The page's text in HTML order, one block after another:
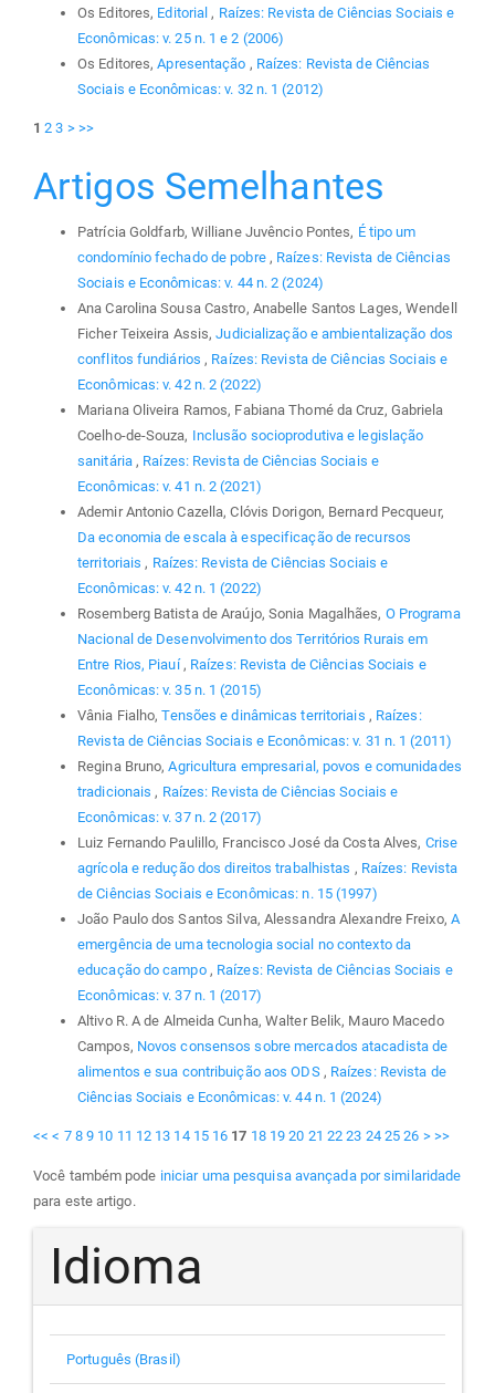
Os Editores, Editorial, Raízes: Revista de Ciências Sociais e
Econômicas: v. 25 n. 1 e 2 (2006)
Os Editores,Apresentação , Raízes: Revista de Ciências
Sociais e Econômicas: v. 32 n. 1 (2012)
1 2 3 > >>
Artigos Semelhantes
Patrícia Goldfarb, Williane Juvêncio Pontes, É tipo um
condomínio fechado de pobre , Raízes: Revista de Ciências
Sociais e Econômicas: v. 44 n. 2 (2024)
Ana Carolina Sousa Castro, Anabelle Santos Lages, Wendell
Ficher Teixeira Assis,Judicialização e ambientalização dos
conflitos fundiários, Raízes: Revista de Ciências Sociais e
Econômicas: v. 42 n. 2 (2022)
Mariana Oliveira Ramos, Fabiana Thomé da Cruz, Gabriela
Coelho-de-Souza, Inclusão socioprodutiva e legislação
sanitária , Raízes: Revista de Ciências Sociais e
Econômicas: v. 41 n. 2 (2021)
Ademir Antonio Cazella, Clóvis Dorigon, Bernard Pecqueur,
Da economia de escala à especificação de recursos
territoriais, Raízes: Revista de Ciências Sociais e
Econômicas: v. 42 n. 1 (2022)
Rosemberg Batista de Araújo, Sonia Magalhães, O Programa
Nacional de Desenvolvimento dos Territórios Rurais em
Entre Rios, Piauí, Raízes: Revista de Ciências Sociais e
Econômicas: v. 35 n. 1 (2015)
Vânia Fialho,Tensões e dinâmicas territoriais , Raízes:
Revista de Ciências Sociais e Econômicas: v. 31 n. 1 (2011)
Regina Bruno,Agricultura empresarial, povos e comunidades
tradicionais, Raízes: Revista de Ciências Sociais e
Econômicas: v. 37 n. 2 (2017)
Luiz Fernando Paulillo, Francisco José da Costa Alves, Crise
agrícola e redução dos direitos trabalhistas , Raízes: Revista
de Ciências Sociais e Econômicas: n. 15 (1997)
João Paulo dos Santos Silva, Alessandra Alexandre Freixo, A
emergência de uma tecnologia social no contexto da
educação do campo , Raízes: Revista de Ciências Sociais e
Econômicas: v. 37 n. 1 (2017)
Altivo R. A de Almeida Cunha, Walter Belik, Mauro Macedo
Campos, Novos consensos sobre mercados atacadista de
alimentos e sua contribuição aos ODS , Raízes: Revista de
Ciências Sociais e Econômicas: v. 44 n. 1 (2024)
<< < 7 8 9 10 11 12 13 14 15 16 17 18 19 20 21 22 23 24 25 26 > >>
Você também pode iniciar uma pesquisa avançada por similaridade
para este artigo.
Idioma
Português (Brasil)